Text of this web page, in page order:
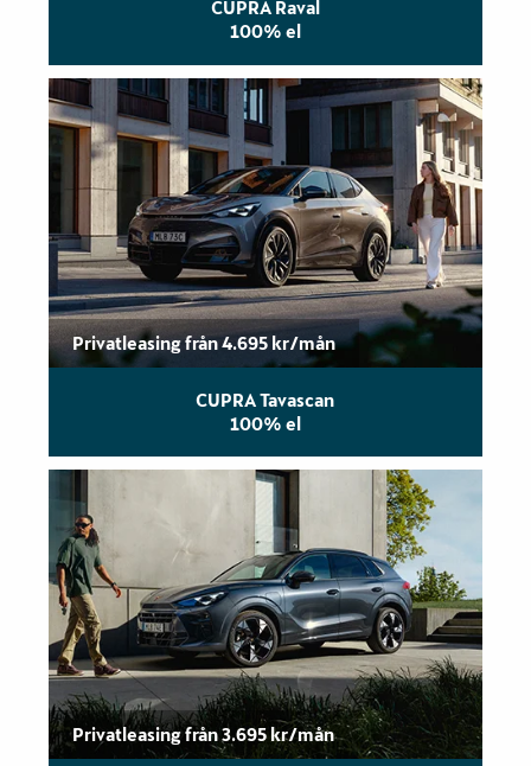
CUPRA Raval
100% el
Privatleasing från 4.695 kr/mån
CUPRA Tavascan
100% el
Privatleasing från 3.695 kr/mån